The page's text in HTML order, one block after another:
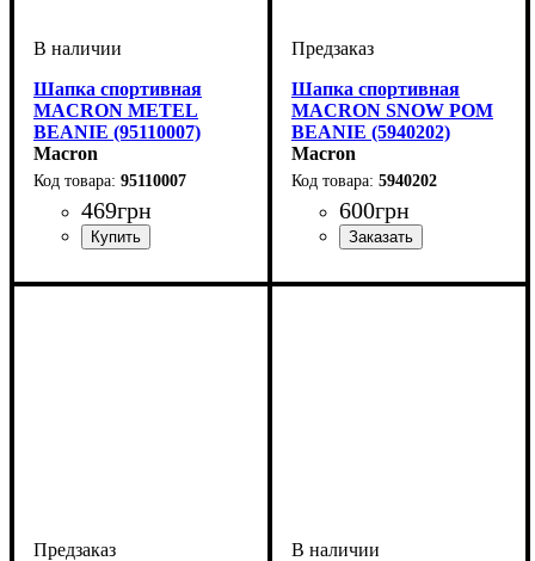
Шапка спортивная
MACRON METEL
BEANIE (95110007)
Macron
95110007
469грн
Шапка спортивная
MACRON SNOW POM
BEANIE (5940202)
Macron
5940202
600грн